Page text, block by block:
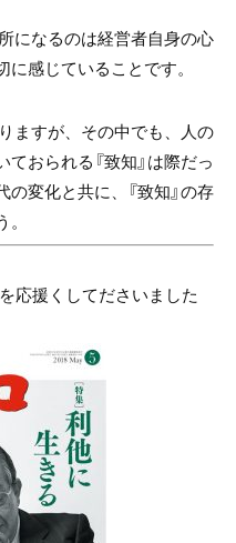
になるのは経営者自身の心
感じていることです。
ますが、その中でも、人の
おられる『致知』は際だっ
変化と共に、『致知』の存
を応援くしてださいました